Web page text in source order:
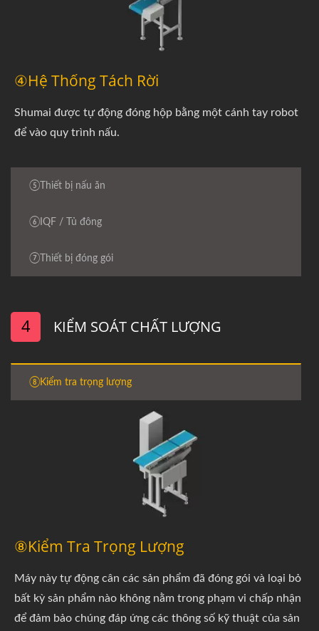
④Hệ Thống Tách Rời
Shumai được tự động đóng hộp bằng một cánh tay robot
để vào quy trình nấu.
⑤Thiết bị nấu ăn
⑥IQF / Tủ đông
⑦Thiết bị đóng gói
4 KIỂM SOÁT CHẤT LƯỢNG
⑧Kiểm tra trọng lượng
⑧Kiểm Tra Trọng Lượng
Máy này tự động cân các sản phẩm đã đóng gói và loại bỏ
bất kỳ sản phẩm nào không nằm trong phạm vi chấp nhận
để đảm bảo chúng đáp ứng các thông số kỹ thuật của sản